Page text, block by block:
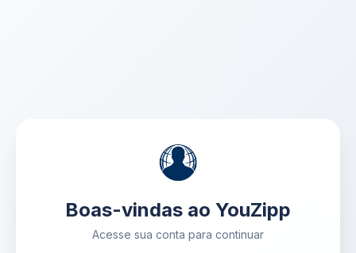
Boas-vindas ao YouZipp
Acesse sua conta para continuar